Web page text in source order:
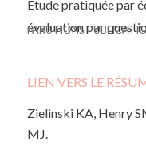
Etude pratiquée par
évaluation par
PARUTIONS,
LIEN VERS LE
Zielinski KA, Henry
MJ.